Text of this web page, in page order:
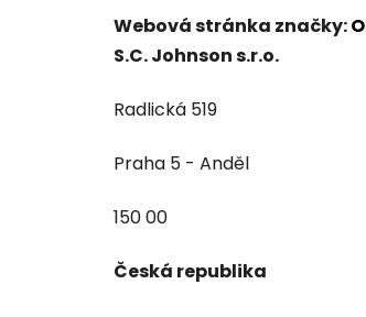
Webová stránka značky:
S.C. Johnson s.r.o.
Radlická 519
Praha 5 - Anděl
150 00
Česká republika